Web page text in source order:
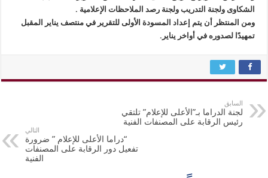
الشكاوى ولجنة التدريب ولجنة رصد الملاحظات الإعلامية .
ومن المنتظر أن يتم إعداد المسودة الأولى للتقرير في منتصف يناير المقبل
تمهيدًا لصدوره في أواخر يناير.
السابق
لجنة الدراما بـ”الأعلى للإعلام” تلتقي
رئيس الرقابة على المصنفات الفنية
التالي
“دراما الأعلى للإعلام ” ضرورة
تفعيل دور الرقابة على المصنفات
الفنية